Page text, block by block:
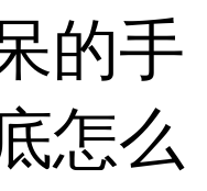
的手
怎么